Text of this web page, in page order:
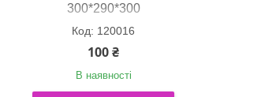
300*290*300
120016
100 ₴
В наявності